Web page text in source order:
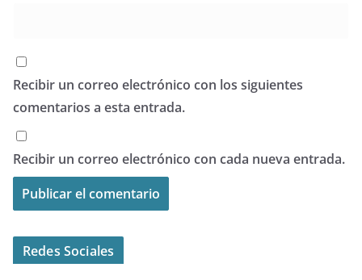
Recibir un correo electrónico con los siguientes
comentarios a esta entrada.
Recibir un correo electrónico con cada nueva entrada.
Redes Sociales